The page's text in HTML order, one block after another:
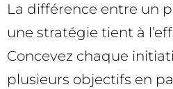
La différence entre un
une stratégie tient à
Concevez chaque
plusieurs objectifs en